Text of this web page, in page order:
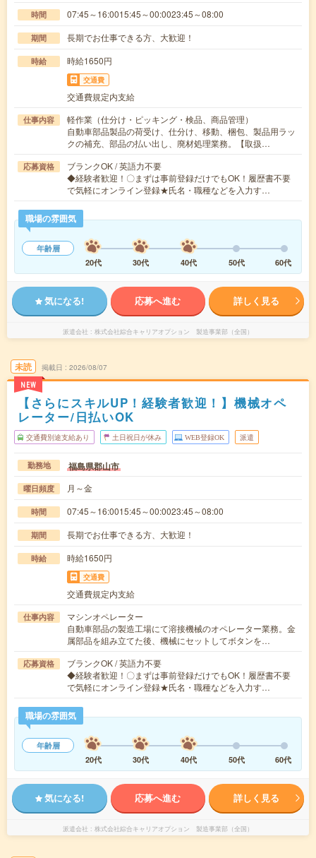
時間 07:45～16:0015:45～00:0023:45～08:00
期間 長期でお仕事できる方、大歓迎！
時給 時給1650円
交通費
交通費規定内支給
仕事内容
軽作業（仕分け・ピッキング・検品、商品管理）
自動車部品製品の荷受け、仕分け、移動、梱包、製品用ラッ
クの補充、部品の払い出し、廃材処理業務。【取扱…
応募資格
ブランクOK / 英語力不要
◆経験者歓迎！〇まずは事前登録だけでもOK！履歴書不要
で気軽にオンライン登録★氏名・職種などを入力す…
職場の雰囲気
年齢層
20代
30代 40代 50代 60代
気になる! 応募へ進む 詳しく見る
派遣会社 株式会社綜合キャリアオプション 製造事業部（全国）
未読
NEW
掲載日 2026/08/07
【さらにスキルUP！経験者歓迎！】機械オペ
レーター/日払いOK
交通費別途支給あり 土日祝日が休み WEB登録OK 派遣
勤務地 福島県郡山市
曜日頻度 月～金
時間 07:45～16:0015:45～00:0023:45～08:00
期間 長期でお仕事できる方、大歓迎！
時給 時給1650円
交通費
交通費規定内支給
仕事内容
マシンオペレーター
自動車部品の製造工場にて溶接機械のオペレーター業務。金
属部品を組み立てた後、機械にセットしてボタンを…
応募資格
ブランクOK / 英語力不要
◆経験者歓迎！〇まずは事前登録だけでもOK！履歴書不要
で気軽にオンライン登録★氏名・職種などを入力す…
職場の雰囲気
年齢層
20代
30代 40代 50代 60代
気になる! 応募へ進む 詳しく見る
派遣会社 株式会社綜合キャリアオプション 製造事業部（全国）